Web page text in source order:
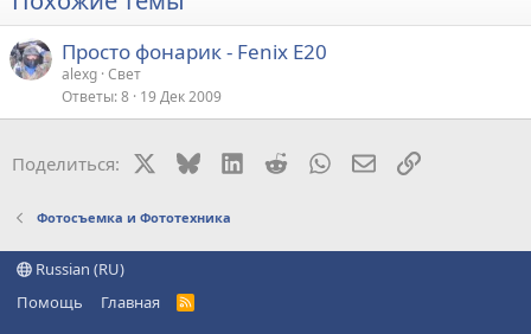
Просто фонарик - Fenix E20
alexg Свет
Ответы 8 19 Дек 2009
Поделиться: BlueskyLinkedIn
RedditWhatsAppЭлектронная
Ссылка
Фотосъемка и Фототехника
Russian (RU)
Помощь
Главная
R